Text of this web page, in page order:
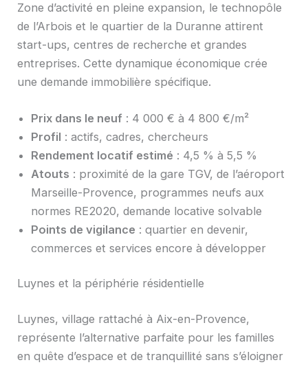
Zone d’activité en pleine expansion, le technopôle
de l’Arbois et le quartier de la Duranne attirent
start-ups, centres de recherche et grandes
entreprises. Cette dynamique économique crée
une demande immobilière spécifique.
Prix dans le neuf : 4 000 € à 4 800 €/m²
Profil : actifs, cadres, chercheurs
Rendement locatif estimé : 4,5 % à 5,5 %
Atouts : proximité de la gare TGV, de l’aéroport
Marseille-Provence, programmes neufs aux
normes RE2020, demande locative solvable
Points de vigilance : quartier en devenir,
commerces et services encore à développer
Luynes et la périphérie résidentielle
Luynes, village rattaché à Aix-en-Provence,
représente l’alternative parfaite pour les familles
en quête d’espace et de tranquillité sans s’éloigner